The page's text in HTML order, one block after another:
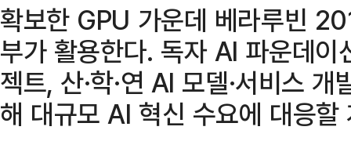
확보한 GPU 가운데 베라루빈
부가 활용한다. 독자 AI 파운데
젝트, 산·학·연 AI 모델·서비스
해 대규모 AI 혁신 수요에 대응할